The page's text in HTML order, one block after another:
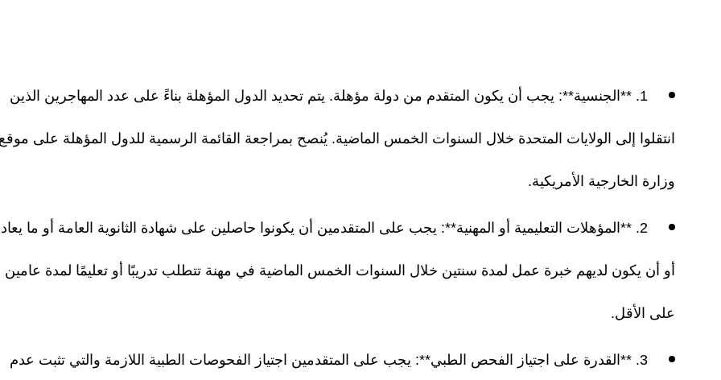
1. **الجنسية**: يجب أن يكون المتقدم من دولة مؤهلة. يتم تحديد الدول المؤهلة بناءً على عدد المهاجرين الذين
انتقلوا إلى الولايات المتحدة خلال السنوات الخمس الماضية. يُنصح بمراجعة القائمة الرسمية للدول المؤهلة على
وزارة الخارجية الأمريكية.
2. **المؤهلات التعليمية أو المهنية**: يجب على المتقدمين أن يكونوا حاصلين على شهادة الثانوية العامة أو ما
أو أن يكون لديهم خبرة عمل لمدة سنتين خلال السنوات الخمس الماضية في مهنة تتطلب تدريبًا أو تعليمًا لمدة عامين
على الأقل.
3. **القدرة على اجتياز الفحص الطبي**: يجب على المتقدمين اجتياز الفحوصات الطبية اللازمة والتي تثبت عدم